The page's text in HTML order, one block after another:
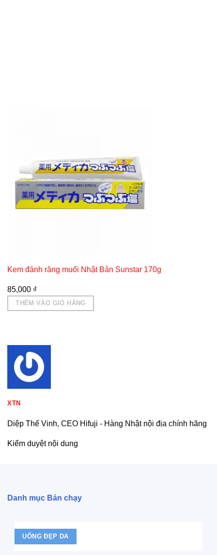
Kem đánh răng muối Nhật Bản Sunstar 170g
85,000 ₫
THÊM VÀO GIỎ HÀNG
XTN
Diệp Thế Vinh, CEO Hifuji - Hàng Nhật nội địa chính hãng
Kiểm duyệt nội dung
Danh mục Bán chạy
UỐNG ĐẸP DA